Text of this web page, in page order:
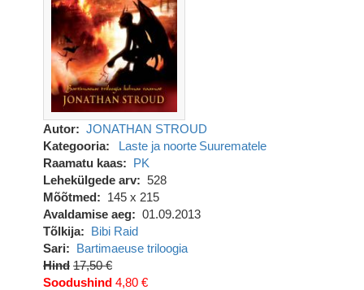
Autor
JONATHAN STROUD
Kategooria
Laste ja noorte Suurematele
Raamatu kaas
PK
Lehekülgede arv
528
Mõõtmed
145 x 215
Avaldamise aeg
01.09.2013
Tõlkija
Bibi Raid
Sari
Bartimaeuse triloogia
Hind 17,50 €
Soodushind 4,80 €